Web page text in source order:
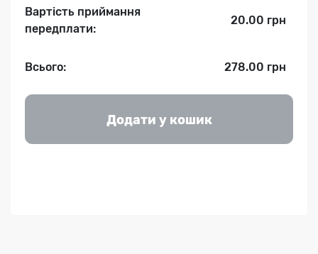
Вартість приймання
передплати:
20.00 грн
Всього: 278.00 грн
Додати у кошик